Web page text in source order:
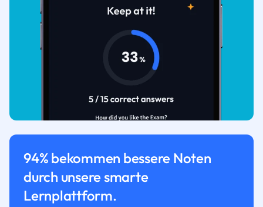
94% bekommen bessere Noten
durch unsere smarte
Lernplattform.